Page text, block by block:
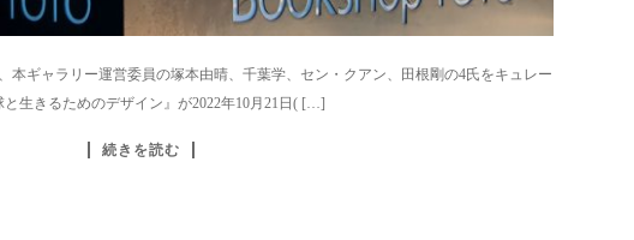
本ギャラリー運営委員の塚本由晴、千葉学、セン・クアン、田根剛の4氏をキュレー
生きるためのデザイン』が2022年10月21日( […]
続きを読む